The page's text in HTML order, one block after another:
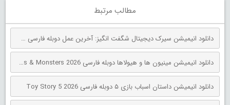
مطالب مرتبط
دانلود انیمیشن سیرک دیجیتال شگفت انگیز: آخرین عمل دوبله فارسی The Amazing Digital Circus: The Last Act 2026
دانلود انیمیشن مینیون‌ ها و هیولاها دوبله فارسی Minions & Monsters 2026
دانلود انیمیشن داستان اسباب بازی ۵ دوبله فارسی Toy Story 5 2026